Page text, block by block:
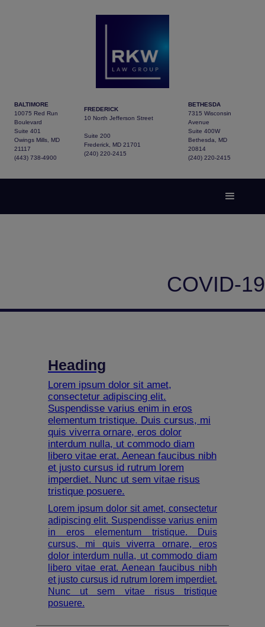
BALTIMORE
10075 Red Run
Boulevard
Suite 401
Owings Mills, MD
21117
(443) 738-4900
FREDERICK
10 North Jefferson Street
Suite 200
Frederick, MD 21701
(240) 220-2415
BETHESDA
7315 Wisconsin
Avenue
Suite 400W
Bethesda, MD
20814
(240) 220-2415
COVID-19
Heading
Lorem ipsum dolor sit amet,
consectetur adipiscing elit.
Suspendisse varius enim in eros
elementum tristique. Duis cursus, mi
quis viverra ornare, eros dolor
interdum nulla, ut commodo diam
libero vitae erat. Aenean faucibus nibh
et justo cursus id rutrum lorem
imperdiet. Nunc ut sem vitae risus
tristique posuere.
Lorem ipsum dolor sit amet, consectetur
adipiscing elit. Suspendisse varius enim
in eros elementum tristique. Duis
cursus, mi quis viverra ornare, eros
dolor interdum nulla, ut commodo diam
libero vitae erat. Aenean faucibus nibh
et justo cursus id rutrum lorem imperdiet.
Nunc ut sem vitae risus tristique
posuere.